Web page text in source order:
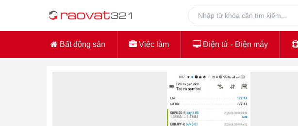
Bất động sản Việc làm Điện tử - Điện máy